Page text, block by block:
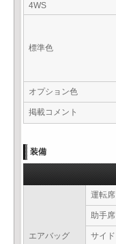
4WS
標準色
オプション色
掲載コメント
装備
エアバッグ
運転席
助手席
サイド